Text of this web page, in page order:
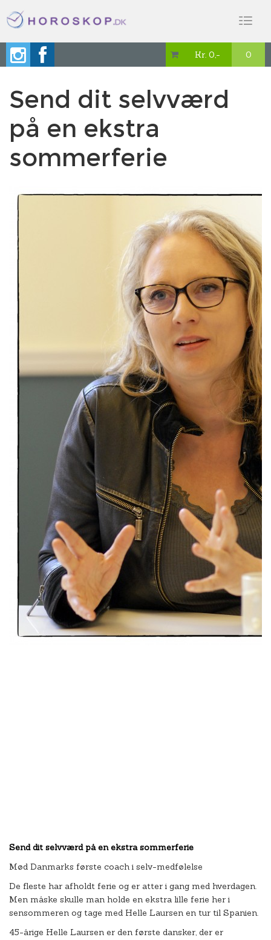
 Kr. 0,- 0
Send dit selvværd
på en ekstra
sommerferie
Send dit selvværd på en ekstra sommerferie
Mød Danmarks første coach i selv-medfølelse
De fleste har afholdt ferie og er atter i gang med hverdagen.
Men måske skulle man holde en ekstra lille ferie her i
sensommeren og tage med Helle Laursen en tur til Spanien.
45-årige Helle Laursen er den første dansker, der er